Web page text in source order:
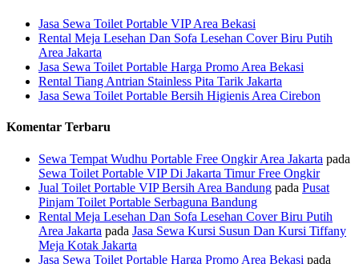
Jasa Sewa Toilet Portable VIP Area Bekasi
Rental Meja Lesehan Dan Sofa Lesehan Cover Biru Putih
Area Jakarta
Jasa Sewa Toilet Portable Harga Promo Area Bekasi
Rental Tiang Antrian Stainless Pita Tarik Jakarta
Jasa Sewa Toilet Portable Bersih Higienis Area Cirebon
Komentar Terbaru
Sewa Tempat Wudhu Portable Free Ongkir Area Jakarta pada
Sewa Toilet Portable VIP Di Jakarta Timur Free Ongkir
Jual Toilet Portable VIP Bersih Area Bandung pada Pusat
Pinjam Toilet Portable Serbaguna Bandung
Rental Meja Lesehan Dan Sofa Lesehan Cover Biru Putih
Area Jakarta pada Jasa Sewa Kursi Susun Dan Kursi Tiffany
Meja Kotak Jakarta
Jasa Sewa Toilet Portable Harga Promo Area Bekasi pada